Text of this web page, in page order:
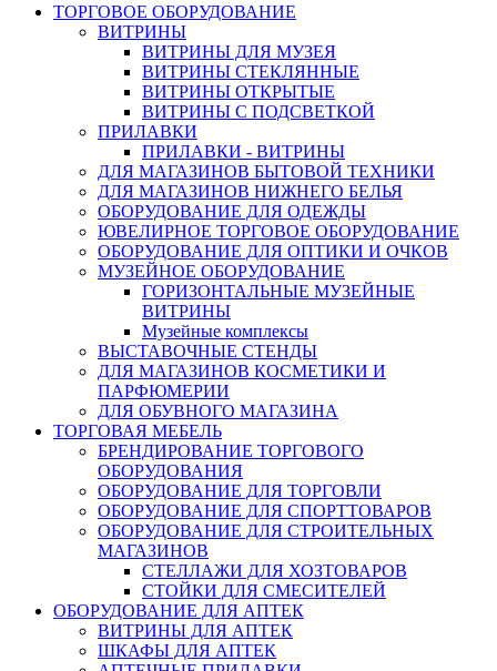
ТОРГОВОЕ ОБОРУДОВАНИЕ
ВИТРИНЫ
ВИТРИНЫ ДЛЯ МУЗЕЯ
ВИТРИНЫ СТЕКЛЯННЫЕ
ВИТРИНЫ ОТКРЫТЫЕ
ВИТРИНЫ С ПОДСВЕТКОЙ
ПРИЛАВКИ
ПРИЛАВКИ - ВИТРИНЫ
ДЛЯ МАГАЗИНОВ БЫТОВОЙ ТЕХНИКИ
ДЛЯ МАГАЗИНОВ НИЖНЕГО БЕЛЬЯ
ОБОРУДОВАНИЕ ДЛЯ ОДЕЖДЫ
ЮВЕЛИРНОЕ ТОРГОВОЕ ОБОРУДОВАНИЕ
ОБОРУДОВАНИЕ ДЛЯ ОПТИКИ И ОЧКОВ
МУЗЕЙНОЕ ОБОРУДОВАНИЕ
ГОРИЗОНТАЛЬНЫЕ МУЗЕЙНЫЕ
ВИТРИНЫ
Музейные комплексы
ВЫСТАВОЧНЫЕ СТЕНДЫ
ДЛЯ МАГАЗИНОВ КОСМЕТИКИ И
ПАРФЮМЕРИИ
ДЛЯ ОБУВНОГО МАГАЗИНА
ТОРГОВАЯ МЕБЕЛЬ
БРЕНДИРОВАНИЕ ТОРГОВОГО
ОБОРУДОВАНИЯ
ОБОРУДОВАНИЕ ДЛЯ ТОРГОВЛИ
ОБОРУДОВАНИЕ ДЛЯ СПОРТТОВАРОВ
ОБОРУДОВАНИЕ ДЛЯ СТРОИТЕЛЬНЫХ
МАГАЗИНОВ
СТЕЛЛАЖИ ДЛЯ ХОЗТОВАРОВ
СТОЙКИ ДЛЯ СМЕСИТЕЛЕЙ
ОБОРУДОВАНИЕ ДЛЯ АПТЕК
ВИТРИНЫ ДЛЯ АПТЕК
ШКАФЫ ДЛЯ АПТЕК